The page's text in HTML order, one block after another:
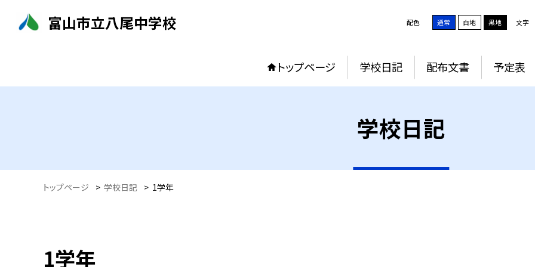
富山市立八尾中学校 配色 通常 白地 黒地 文字
トップページ 学校日記 配布文書 予定表
学校日記
トップページ > 学校日記 > 1学年
1学年